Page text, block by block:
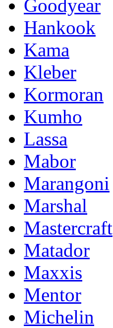
Goodyear
Hankook
Kama
Kleber
Kormoran
Kumho
Lassa
Mabor
Marangoni
Marshal
Mastercraft
Matador
Maxxis
Mentor
Michelin